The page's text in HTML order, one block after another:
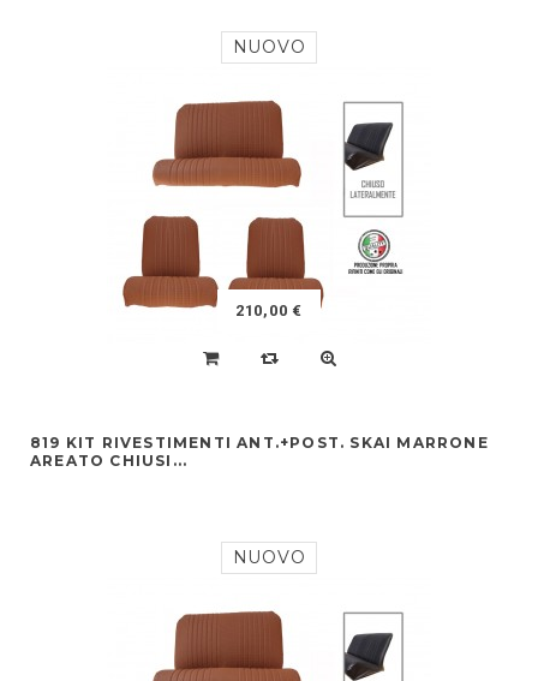
NUOVO
210,00 €
819 KIT RIVESTIMENTI ANT.+POST. SKAI MARRONE
AREATO CHIUSI...
NUOVO